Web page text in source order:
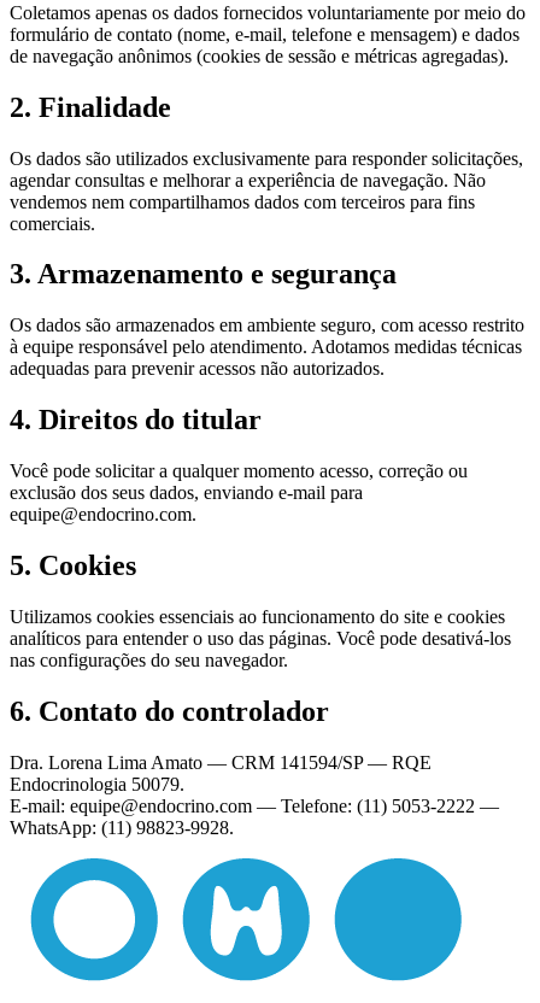
Coletamos apenas os dados fornecidos voluntariamente por meio do
formulário de contato (nome, e-mail, telefone e mensagem) e dados
de navegação anônimos (cookies de sessão e métricas agregadas).
2. Finalidade
Os dados são utilizados exclusivamente para responder solicitações,
agendar consultas e melhorar a experiência de navegação. Não
vendemos nem compartilhamos dados com terceiros para fins
comerciais.
3. Armazenamento e segurança
Os dados são armazenados em ambiente seguro, com acesso restrito
à equipe responsável pelo atendimento. Adotamos medidas técnicas
adequadas para prevenir acessos não autorizados.
4. Direitos do titular
Você pode solicitar a qualquer momento acesso, correção ou
exclusão dos seus dados, enviando e-mail para
equipe@endocrino.com.
5. Cookies
Utilizamos cookies essenciais ao funcionamento do site e cookies
analíticos para entender o uso das páginas. Você pode desativá-los
nas configurações do seu navegador.
6. Contato do controlador
Dra. Lorena Lima Amato — CRM 141594/SP — RQE
Endocrinologia 50079.
E-mail: equipe@endocrino.com — Telefone: (11) 5053-2222 —
WhatsApp: (11) 98823-9928.